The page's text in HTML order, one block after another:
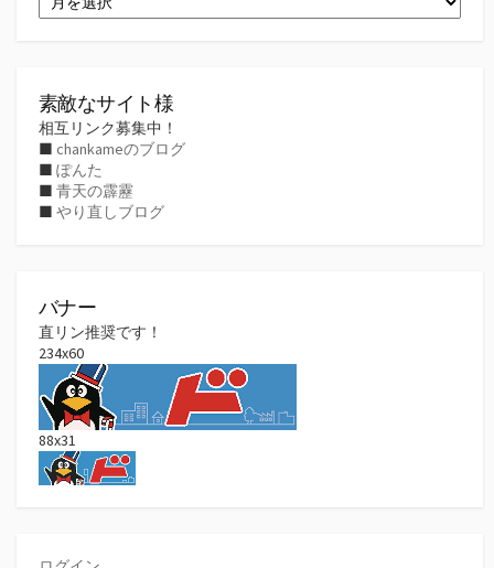
ー
素敵なサイト様
相互リンク募集中！
■ chankameのブログ
■ ぽんた
■ 青天の霹靂
■ やり直しブログ
バナー
直リン推奨です！
234x60
88x31